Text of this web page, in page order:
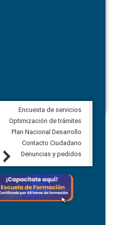
Veeduría para vigilar los acuerdos,
derivados de la Audiencia Pública
entre el GAD de Ibarra y la
comunidad Urbina, parroquia la
Carolina
5 agosto, 2026
Next
Encuesta de servicios
Optimización de trámites
Plan Nacional Desarrollo
Contacto Ciudadano
Denuncias y pedidos